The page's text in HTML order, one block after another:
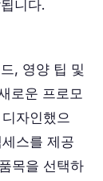
니다.
, 영양 팁 및
로운 프로모
자인했으
스를 제공
목을 선택하